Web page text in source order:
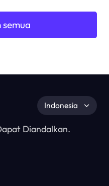
semua
Diandalkan.
Indonesia